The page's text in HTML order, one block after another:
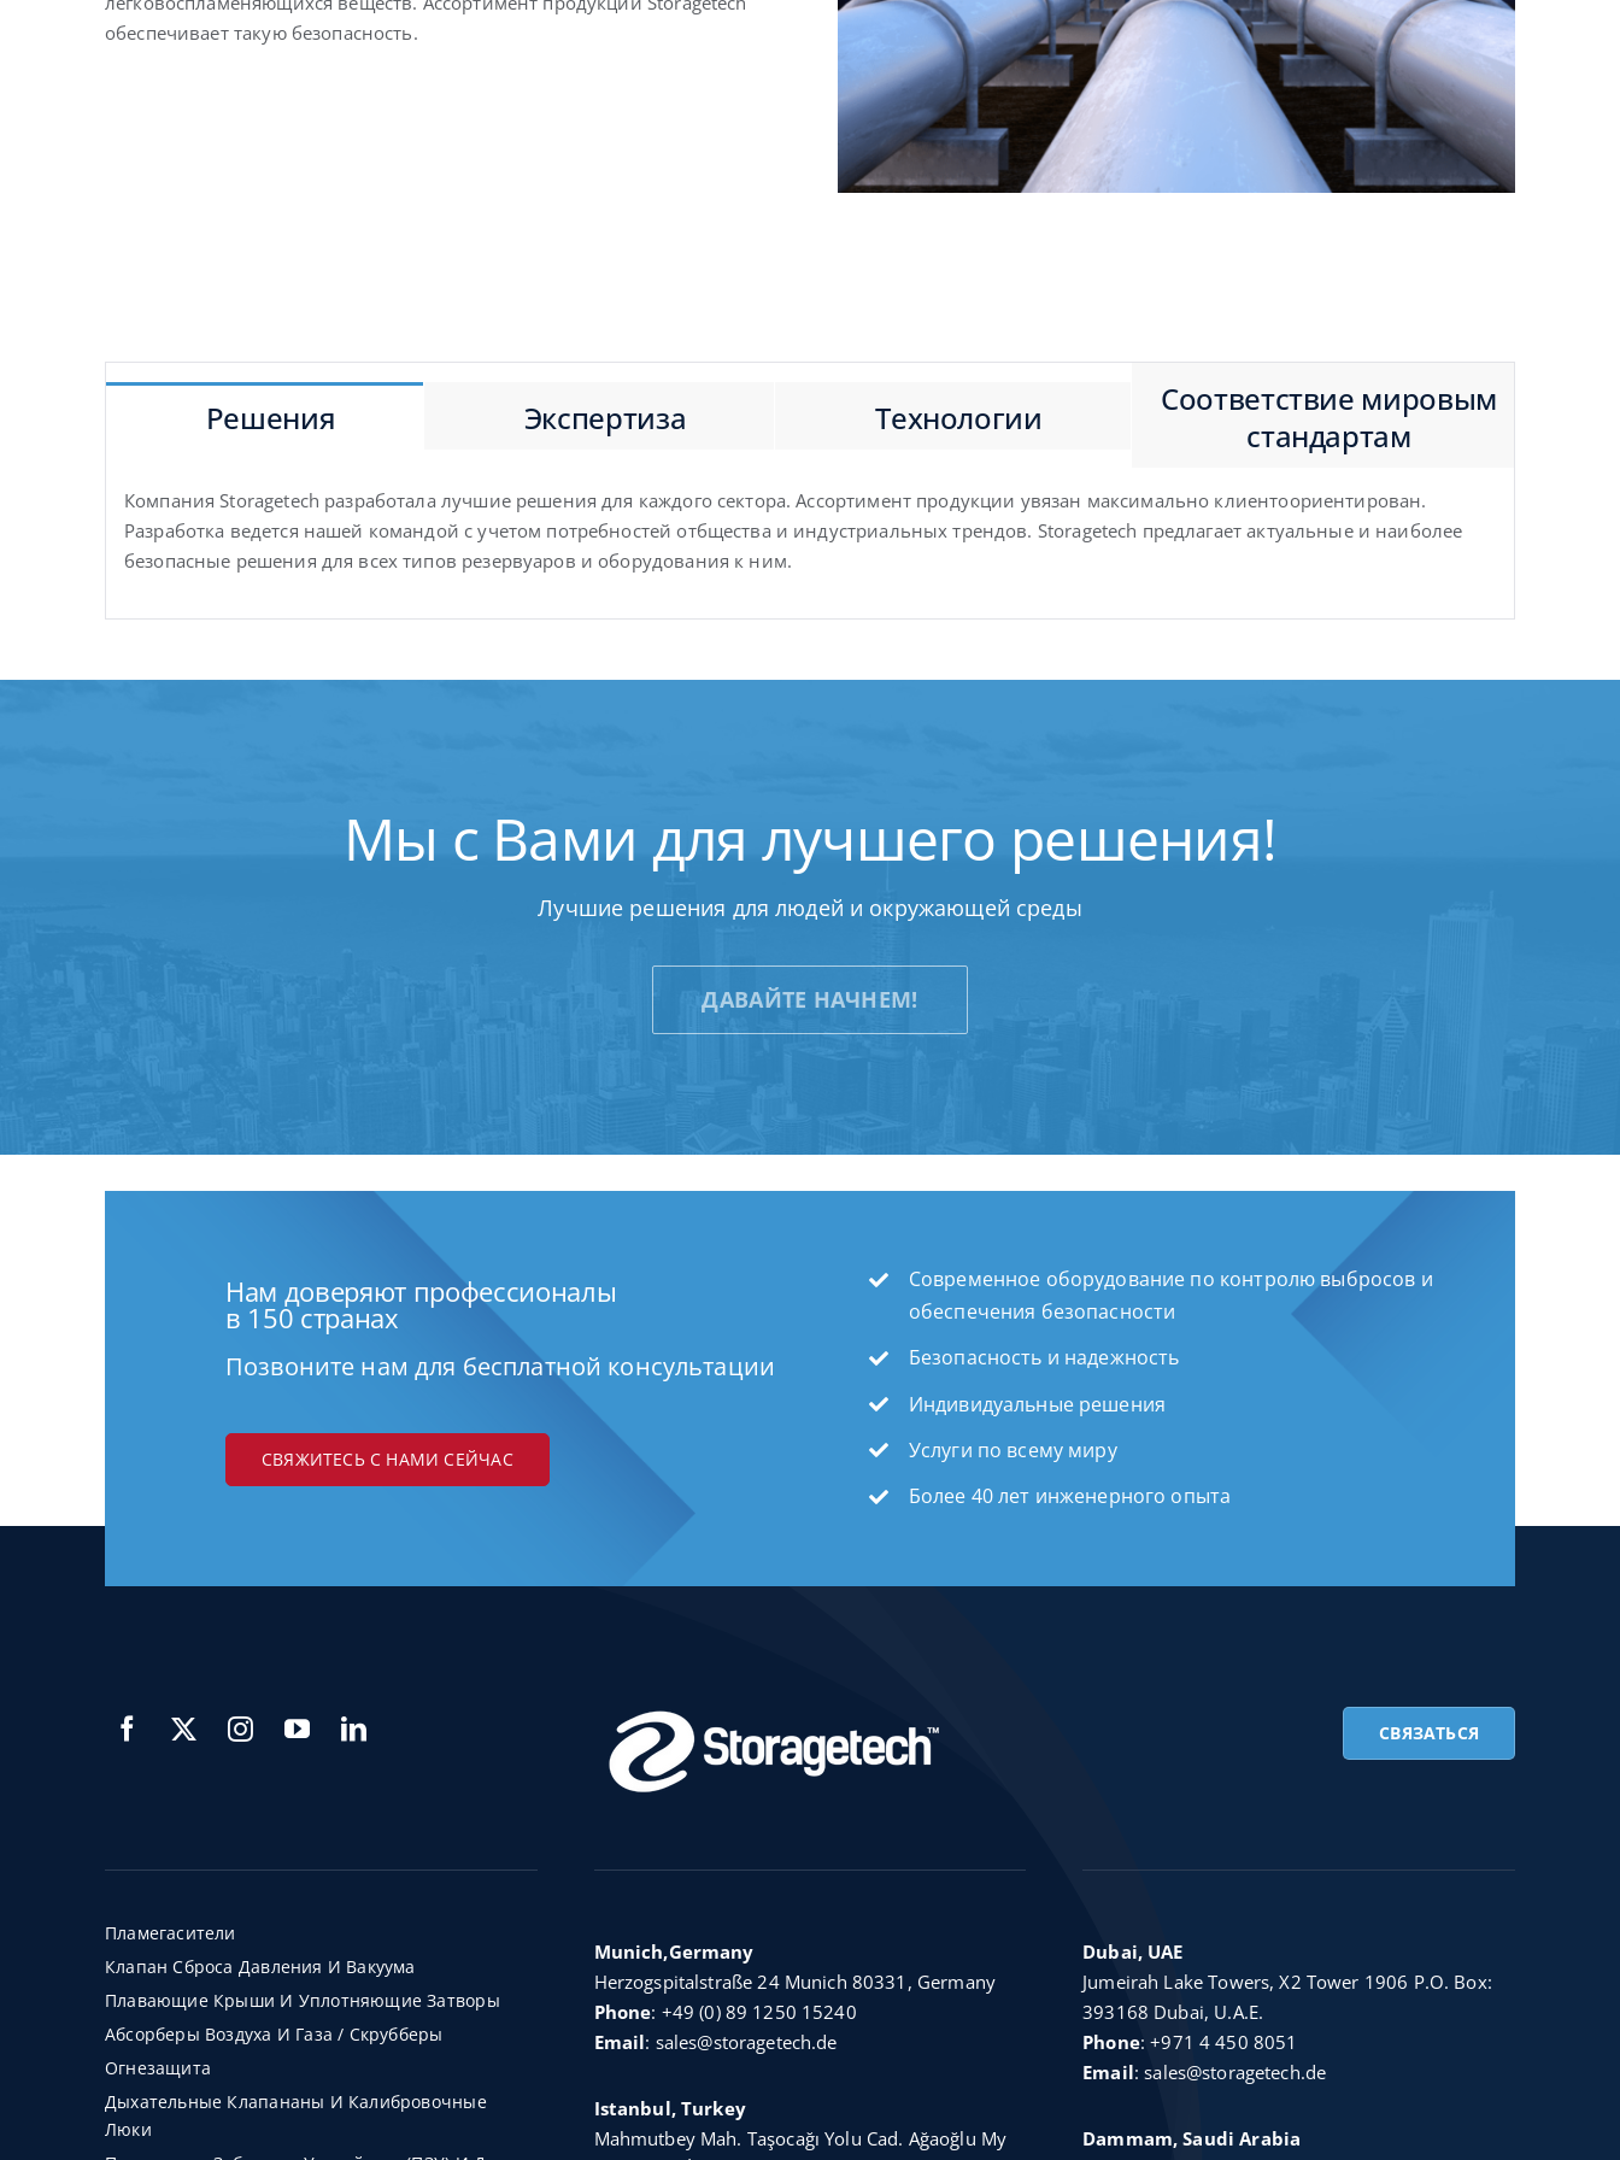
Надежная защита
обеспечивает такую безопасность.
Решения Экспертиза Технологии
Соответствие мировым
стандартам
Компания Storagetech разработала лучшие решения для каждого сектора. Ассортимент продукции увязан максимально клиентоориентирован.
Разработка ведется нашей командой с учетом потребностей отбщества и индустриальных трендов. Storagetech предлагает актуальные и наиболее
безопасные решения для всех типов резервуаров и оборудования к ним.
Мы с Вами для лучшего решения!
Лучшие решения для людей и окружающей среды
ДАВАЙТЕ НАЧНЕМ!
Нам доверяют профессионалы
в 150 странах
Позвоните нам для бесплатной консультации
СВЯЖИТЕСЬ С НАМИ СЕЙЧАС
Современное оборудование по контролю выбросов и
обеспечения безопасности
Безопасность и надежность
Индивидуальные решения
Услуги по всему миру
Более 40 лет инженерного опыта
СВЯЗАТЬСЯ
Пламегасители
Клапан Сброса Давления И Вакуума
Плавающие Крыши И Уплотняющие Затворы
Абсорберы Воздуха И Газа / Скрубберы
Огнезащита
Дыхательные Клапананы И Калибровочные
Люки
Munich,Germany
Herzogspitalstraße 24 Munich 80331, Germany
Phone: +49 (0) 89 1250 15240
Email: sales@storagetech.de
Istanbul, Turkey
Mahmutbey Mah. Taşocağı Yolu Cad. Ağaoğlu My
Dubai, UAE
Jumeirah Lake Towers, X2 Tower 1906 P.O. Box:
393168 Dubai, U.A.E.
Phone:+971 4 450 8051
Email:sales@storagetech.de
Dammam, Saudi Arabia